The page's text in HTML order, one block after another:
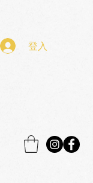
登入